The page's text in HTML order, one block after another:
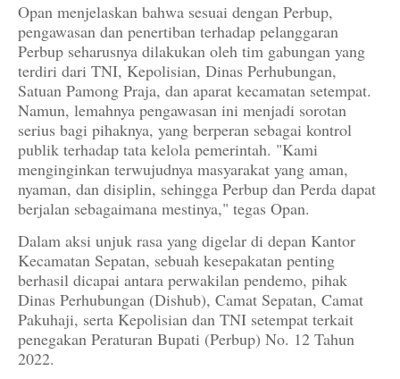
Opan menjelaskan bahwa sesuai dengan Perbup,
pengawasan dan penertiban terhadap pelanggaran
Perbup seharusnya dilakukan oleh tim gabungan yang
terdiri dari TNI, Kepolisian, Dinas Perhubungan,
Satuan Pamong Praja, dan aparat kecamatan setempat.
Namun, lemahnya pengawasan ini menjadi sorotan
serius bagi pihaknya, yang berperan sebagai kontrol
publik terhadap tata kelola pemerintah. "Kami
menginginkan terwujudnya masyarakat yang aman,
nyaman, dan disiplin, sehingga Perbup dan Perda dapat
berjalan sebagaimana mestinya," tegas Opan.
Dalam aksi unjuk rasa yang digelar di depan Kantor
Kecamatan Sepatan, sebuah kesepakatan penting
berhasil dicapai antara perwakilan pendemo, pihak
Dinas Perhubungan (Dishub), Camat Sepatan, Camat
Pakuhaji, serta Kepolisian dan TNI setempat terkait
penegakan Peraturan Bupati (Perbup) No. 12 Tahun
2022.